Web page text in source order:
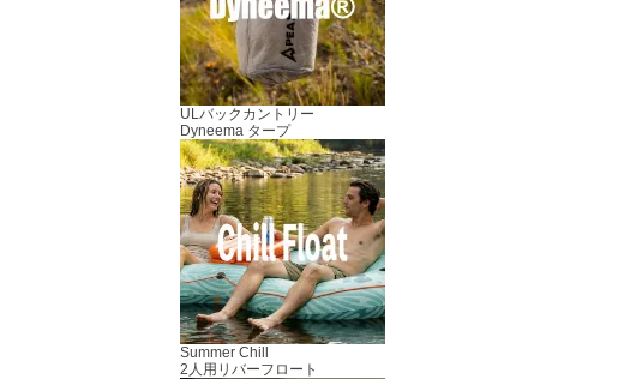
ULバックカントリー
Dyneema タープ
Summer Chill
2人用リバーフロート